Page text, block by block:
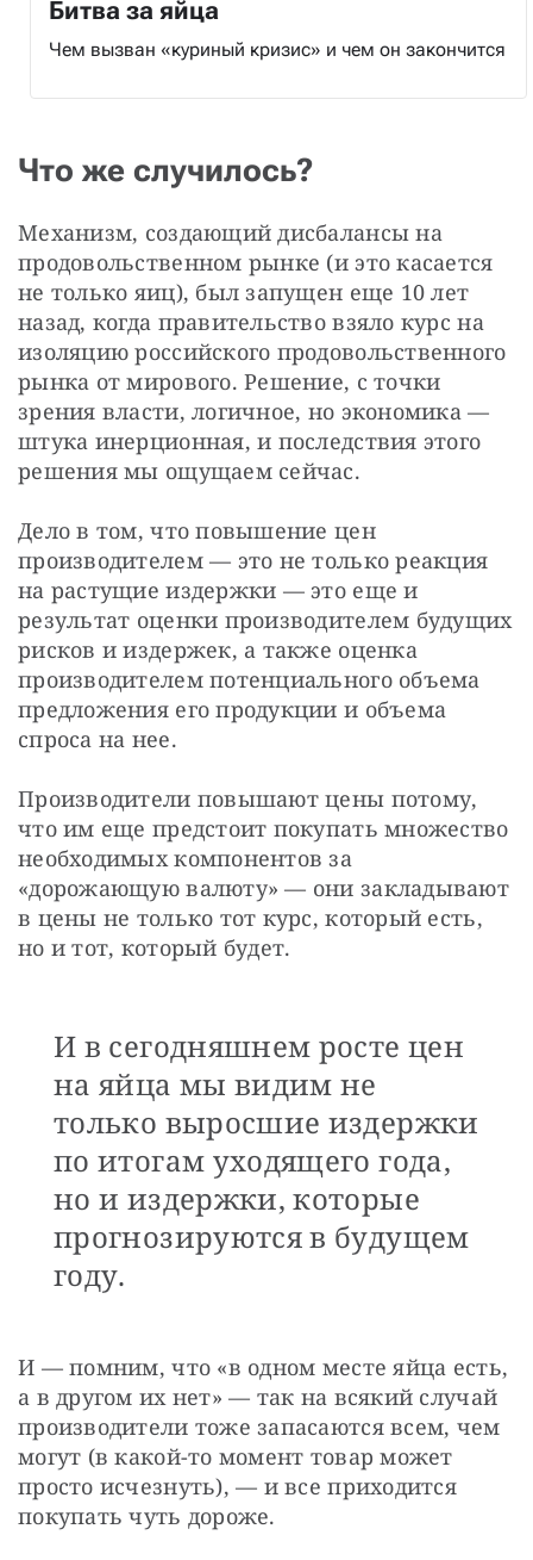
Битва за яйца
Чем вызван «куриный кризис» и чем он закончится
Что же случилось?
Механизм, создающий дисбалансы на
продовольственном рынке (и это касается
не только яиц), был запущен еще 10 лет
назад, когда правительство взяло курс на
изоляцию российского продовольственного
рынка от мирового. Решение, с точки
зрения власти, логичное, но экономика —
штука инерционная, и последствия этого
решения мы ощущаем сейчас.
Дело в том, что повышение цен
производителем — это не только реакция
на растущие издержки — это еще и
результат оценки производителем будущих
рисков и издержек, а также оценка
производителем потенциального объема
предложения его продукции и объема
спроса на нее.
Производители повышают цены потому,
что им еще предстоит покупать множество
необходимых компонентов за
«дорожающую валюту» — они закладывают
в цены не только тот курс, который есть,
но и тот, который будет.
И в сегодняшнем росте цен
на яйца мы видим не
только выросшие издержки
по итогам уходящего года,
но и издержки, которые
прогнозируются в будущем
году.
И — помним, что «в одном месте яйца есть,
а в другом их нет» — так на всякий случай
производители тоже запасаются всем, чем
могут (в какой-то момент товар может
просто исчезнуть), — и все приходится
покупать чуть дороже.